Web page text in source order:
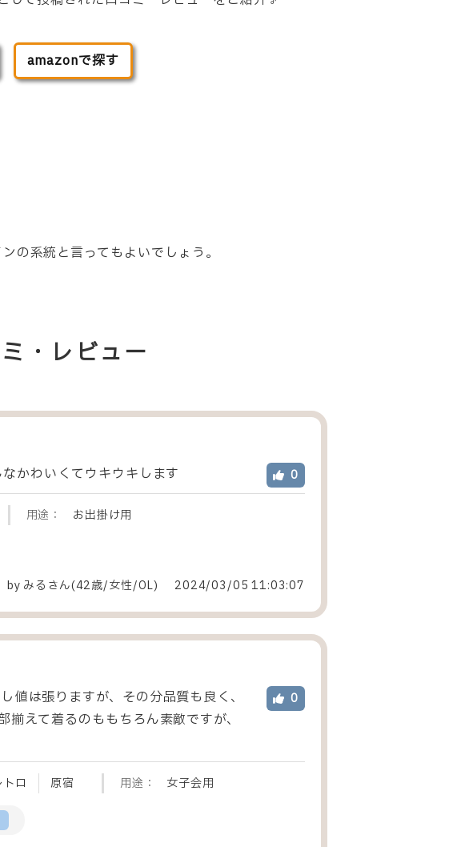
amazonで探す
の系統と言ってもよいでしょう。
・レビュー
0
かわいくてウキウキします
用途： お出掛け用
by みる さん(42歳/女性/OL) 2024/03/05 11:03:07
0
は張りますが、その分品質も良く、
えて着るのももちろん素敵ですが、
トロ 原宿 用途： 女子会用